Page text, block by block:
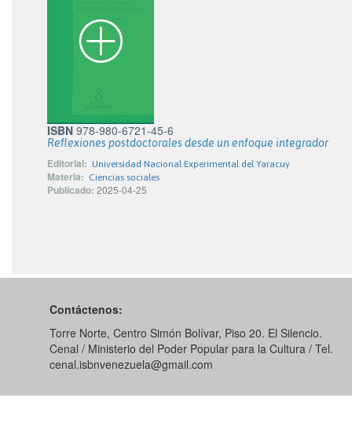
ISBN 978-980-6721-45-6
Reflexiones postdoctorales desde un enfoque integrador
Editorial: Universidad Nacional Experimental del Yaracuy
Materia: Ciencias sociales
Publicado: 2025-04-25
Contáctenos:
Torre Norte, Centro Simón Bolívar, Piso 20. El Silencio.
Cenal / Ministerio del Poder Popular para la Cultura / Tel.
cenal.isbnvenezuela@gmail.com